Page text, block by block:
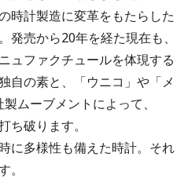
時計製造に変革をもたらした
発売から20年を経た現在も、
ュファクチュールを体現する
自の素と、「ウニコ」や「メ
ムーブメントによって、
ち破ります。
に多様性も備えた時計。それ
。